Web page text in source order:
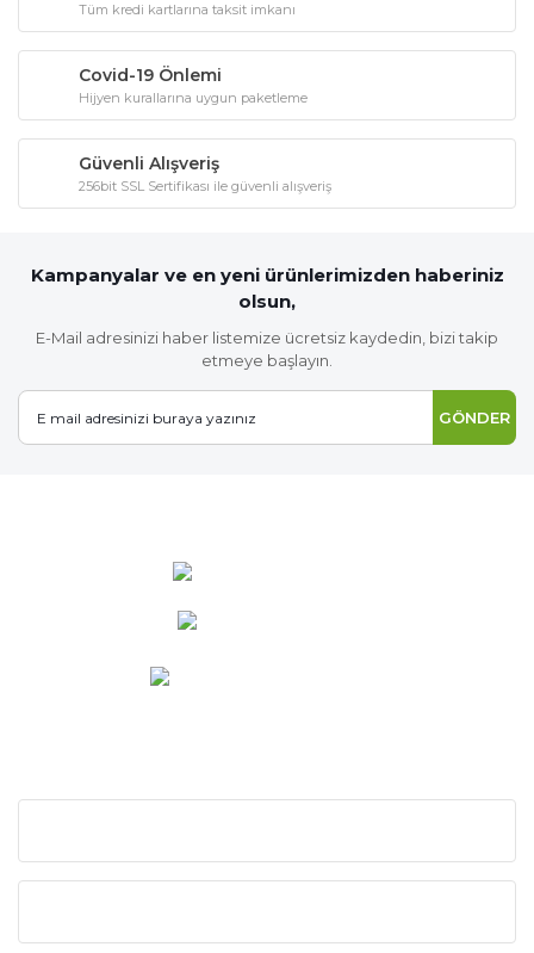
Tüm kredi kartlarına taksit imkanı
Covid-19 Önlemi
Hijyen kurallarına uygun paketleme
Güvenli Alışveriş
256bit SSL Sertifikası ile güvenli alışveriş
Kampanyalar ve en yeni ürünlerimizden haberiniz
olsun,
E-Mail adresinizi haber listemize ücretsiz kaydedin, bizi takip
etmeye başlayın.
GÖNDER